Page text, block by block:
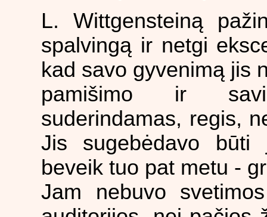
L. Wittgensteiną
spalvingą ir netgi
kad savo gyvenimą jis
pamišimo ir
suderindamas, regis,
Jis sugebėdavo būti
beveik tuo pat metu -
Jam nebuvo